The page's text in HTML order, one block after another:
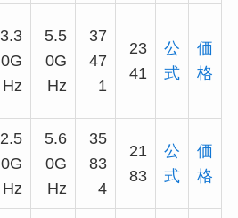
3.3
0G
Hz
5.5
0G
Hz
37
47
1
23
41
公
式
価
格
2.5
0G
Hz
5.6
0G
Hz
35
83
4
21
83
公
式
価
格